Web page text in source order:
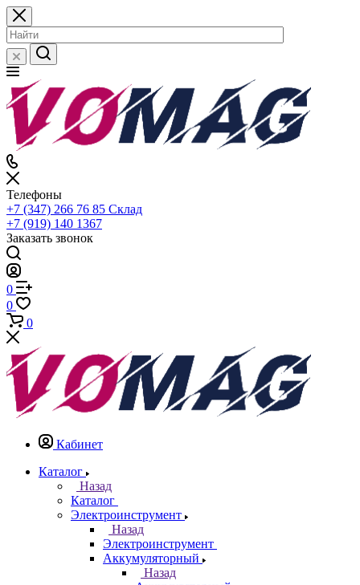
Телефоны
+7 (347) 266 76 85 Склад
+7 (919) 140 1367
Заказать звонок
0
0
0
Кабинет
Каталог
Назад
Каталог
Электроинструмент
Назад
Электроинструмент
Аккумуляторный
Назад